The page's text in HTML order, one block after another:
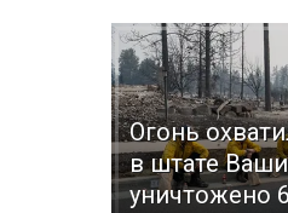
Огонь
в штате
уничтожено